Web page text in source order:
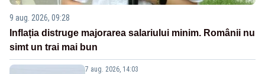
9 aug. 2026, 09:28
Inflația distruge majorarea salariului minim. Românii nu
simt un trai mai bun
7 aug. 2026, 14:03